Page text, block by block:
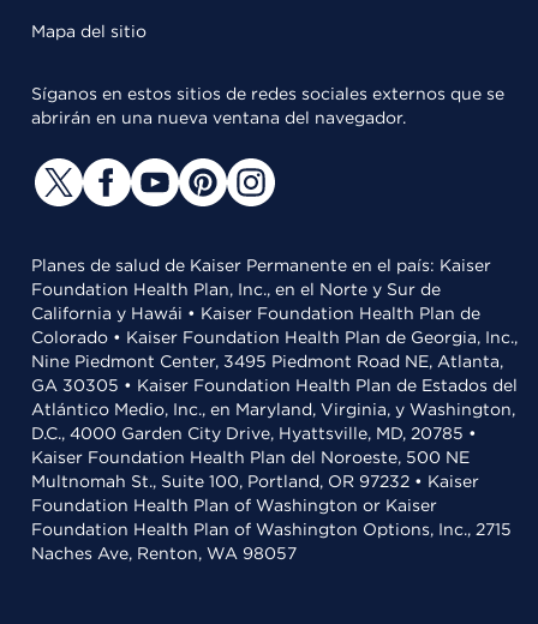
Mapa del sitio
Síganos en estos sitios de redes sociales externos que se
abrirán en una nueva ventana del navegador.
Planes de salud de Kaiser Permanente en el país: Kaiser
Foundation Health Plan, Inc., en el Norte y Sur de
California y Hawái • Kaiser Foundation Health Plan de
Colorado • Kaiser Foundation Health Plan de Georgia, Inc.,
Nine Piedmont Center, 3495 Piedmont Road NE, Atlanta,
GA 30305 • Kaiser Foundation Health Plan de Estados del
Atlántico Medio, Inc., en Maryland, Virginia, y Washington,
D.C., 4000 Garden City Drive, Hyattsville, MD, 20785 •
Kaiser Foundation Health Plan del Noroeste, 500 NE
Multnomah St., Suite 100, Portland, OR 97232 • Kaiser
Foundation Health Plan of Washington or Kaiser
Foundation Health Plan of Washington Options, Inc., 2715
Naches Ave, Renton, WA 98057